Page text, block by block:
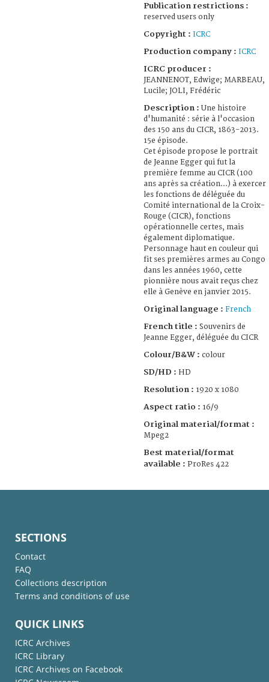
Publication restrictions :
reserved users only
Copyright : ICRC
Production company : ICRC
ICRC producer :
JEANNENOT, Edwige; MARBEAU,
Lucile; JOLI, Frédéric
Description : Une histoire
d'humanité : série à l'occasion
des 150 ans du CICR, 1863-2013.
15e épisode.
Cet épisode propose le portrait
de Jeanne Egger qui fut la
première femme au CICR (100
ans après sa création...) à exercer
les fonctions de déléguée du
Comité international de la Croix-
Rouge (CICR), fonctions
opérationnelle certes, mais
également diplomatique.
Personnage haut en couleur qui
fit ses premières armes au Congo
dans les années 1960, cette
pionnière nous avait reçus chez
elle à Genève en janvier 2015.
Original language : French
French title : Souvenirs de
Jeanne Egger, déléguée du CICR
Colour/B&W : colour
SD/HD : HD
Resolution : 1920 x 1080
Aspect ratio : 16/9
Original material/format :
Mpeg2
Best material/format
available : ProRes 422
SECTIONS
Contact
FAQ
Collections description
Terms and conditions of use
QUICK LINKS
ICRC Archives
ICRC Library
ICRC Archives on Facebook